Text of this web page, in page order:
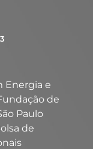
Energia e
de
Paulo
de